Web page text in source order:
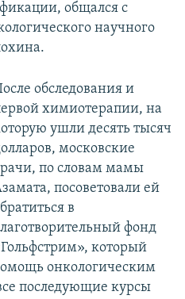
общался с
научного
обследования и
химиотерапии, на
ушли десять тысяч
московские
по словам мамы
посоветовали ей
в
фонд
который
онкологическим
последующие курсы